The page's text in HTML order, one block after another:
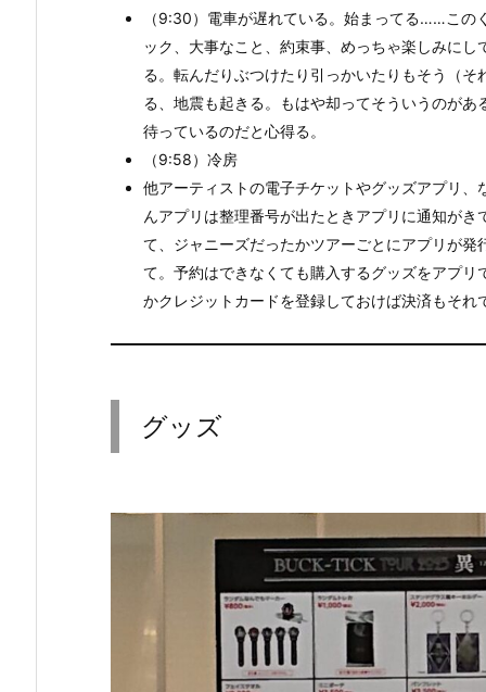
（9:30）電車が遅れている。始まってる……こ
ック、大事なこと、約束事、めっちゃ楽しみに
る。転んだりぶつけたり引っかいたりもそう（
る、地震も起きる。もはや却ってそういうのが
待っているのだと心得る。
（9:58）冷房
他アーティストの電子チケットやグッズアプリ
んアプリは整理番号が出たときアプリに通知が
て、ジャニーズだったかツアーごとにアプリが
て。予約はできなくても購入するグッズをアプ
かクレジットカードを登録しておけば決済もそ
グッズ